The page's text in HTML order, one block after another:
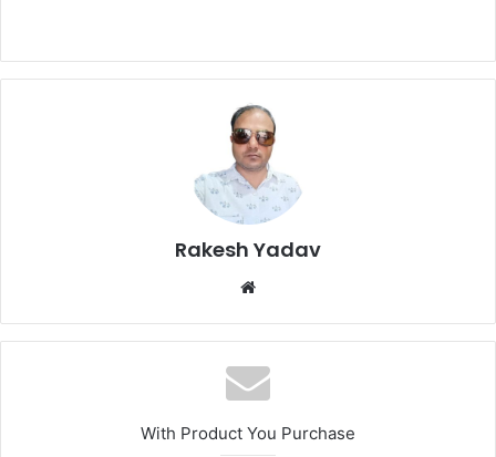
Rakesh Yadav
b
s
i
e
With Product You Purchase